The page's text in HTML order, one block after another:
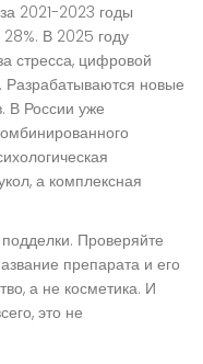
2021-2023 годы
28%. В 2025 году
стресса, цифровой
Разрабатываются новые
В России уже
а комплексная
Проверяйте
препарата и его
а не косметика. И
это не